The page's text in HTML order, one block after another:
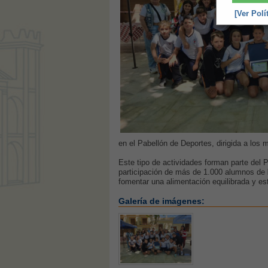
[Ver
en el Pabellón de Deportes, dirigida a los
Este tipo de actividades forman parte del
participación de más de 1.000 alumnos
fomentar una alimentación equilibrada y
Galería de imágenes: